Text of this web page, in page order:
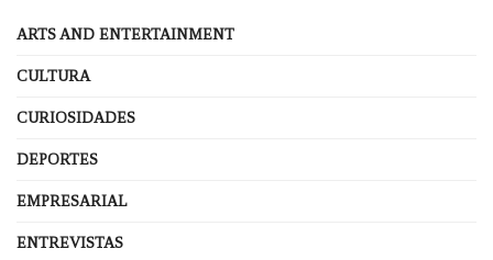
ARTS AND ENTERTAINMENT
CULTURA
CURIOSIDADES
DEPORTES
EMPRESARIAL
ENTREVISTAS